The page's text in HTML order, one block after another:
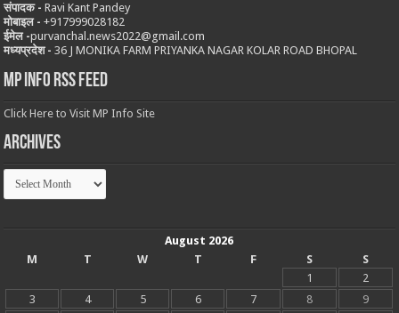
संपादक - Ravi Kant Pandey
मोबाइल - ‪+917999028182
ईमेल -purvanchal.news2022@gmail.com
मध्यप्रदेश -36 J MONIKA FARM PRIYANKA NAGAR KOLAR ROAD BHOPAL
MP Info RSS Feed
Click Here to Visit MP Info Site
Archives
Archives
August 2026
M
T W T F S
S
1
2
3
4 5 6 7 8
9